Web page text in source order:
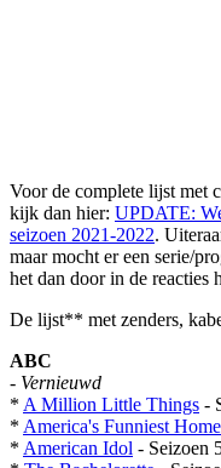
Voor de complete lijst met
kijk dan hier: UPDATE:
seizoen 2021-2022.
maar mocht er een serie/
het dan door in de reacties
De lijst** met zenders,
ABC
- Vernieuwd
* A Million Little Things -
* America's Funniest
* American Idol - Seizoen